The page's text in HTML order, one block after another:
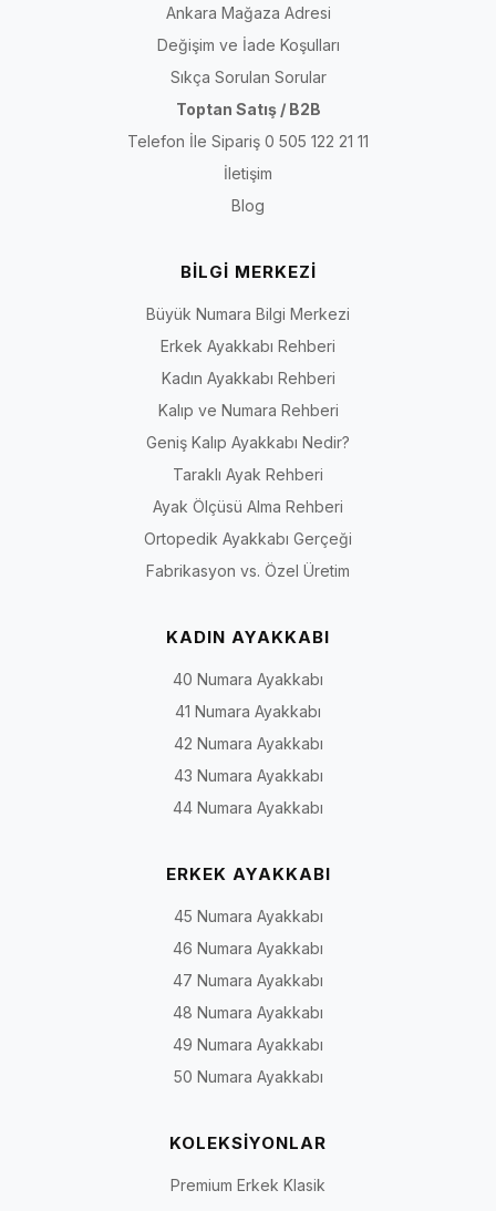
Ankara Mağaza Adresi
Değişim ve İade Koşulları
Sıkça Sorulan Sorular
Toptan Satış / B2B
Telefon İle Sipariş 0 505 122 21 11
İletişim
Blog
BİLGİ MERKEZİ
Büyük Numara Bilgi Merkezi
Erkek Ayakkabı Rehberi
Kadın Ayakkabı Rehberi
Kalıp ve Numara Rehberi
Geniş Kalıp Ayakkabı Nedir?
Taraklı Ayak Rehberi
Ayak Ölçüsü Alma Rehberi
Ortopedik Ayakkabı Gerçeği
Fabrikasyon vs. Özel Üretim
KADIN AYAKKABI
40 Numara Ayakkabı
41 Numara Ayakkabı
42 Numara Ayakkabı
43 Numara Ayakkabı
44 Numara Ayakkabı
ERKEK AYAKKABI
45 Numara Ayakkabı
46 Numara Ayakkabı
47 Numara Ayakkabı
48 Numara Ayakkabı
49 Numara Ayakkabı
50 Numara Ayakkabı
KOLEKSİYONLAR
Premium Erkek Klasik